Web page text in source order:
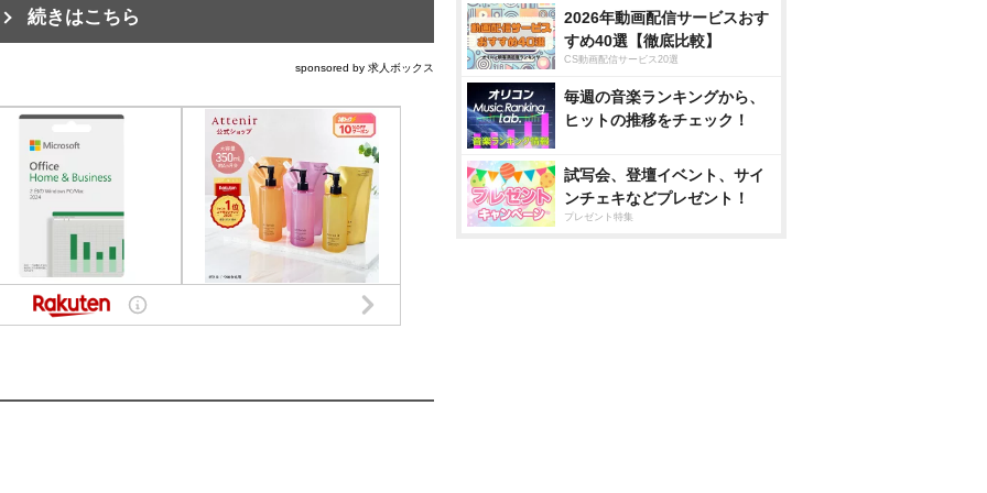
続きはこちら
sponsored by 求人ボックス
2026年動画配信サービスおす
すめ40選【徹底比較】
CS動画配信サービス20選
毎週の音楽ランキングから、
ヒットの推移をチェック！
試写会、登壇イベント、サイ
ンチェキなどプレゼント！
プレゼント特集